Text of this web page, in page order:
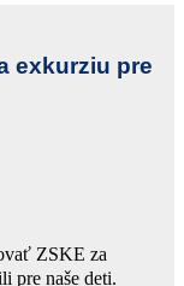
exkurziu pre
ZSKE za
pre naše deti.